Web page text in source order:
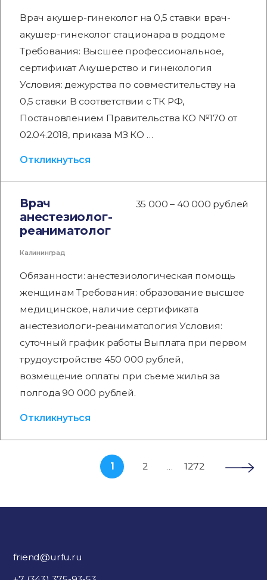
Врач акушер-гинеколог на 0,5 ставки врач-
акушер-гинеколог стационара в роддоме
Требования: Высшее профессиональное,
сертификат Акушерство и гинекология
Условия: дежурства по совместительству на
0,5 ставки В соответствии с ТК РФ,
Постановлением Правительства КО №170 от
02.04.2018, приказа МЗ КО …
Откликнуться
Врач
анестезиолог-
реаниматолог
35 000 – 40 000 рублей
Калининград
Обязанности: анестезиологическая помощь
женщинам Требования: образование высшее
медицинское, наличие сертификата
анестезиологи-реаниматология Условия:
суточный график работы Выплата при первом
трудоустройстве 450 000 рублей,
возмещение оплаты при съеме жилья за
полгода 90 000 рублей.
Откликнуться
1 2 … 1272
friend@urfu.ru